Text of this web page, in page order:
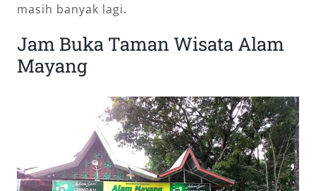
masih banyak lagi.
Jam Buka Taman Wisata Alam
Mayang